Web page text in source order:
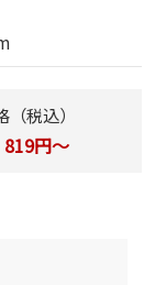
税込）
819円～